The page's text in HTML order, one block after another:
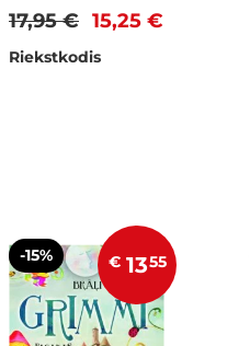
15,25 €
17,95 €
Riekstkodis
-15% € 1355